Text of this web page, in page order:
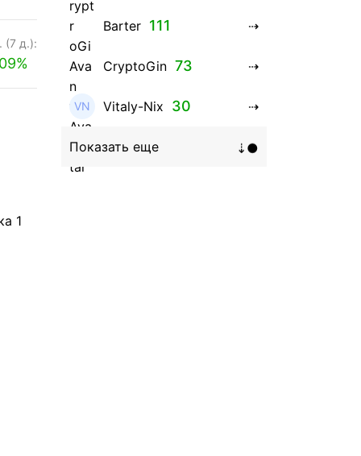
(7 д.):
1
Barter 111
CryptoGin 73
Vitaly-Nix 30
Hanna_Zolo4evskaya 16